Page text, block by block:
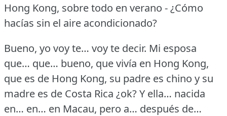
Hong Kong, sobre todo en verano - ¿Cómo
hacías sin el aire acondicionado?
Bueno, yo voy te… voy te decir. Mi esposa
que… que… bueno, que vivía en Hong Kong,
que es de Hong Kong, su padre es chino y su
madre es de Costa Rica ¿ok?Y ella… nacida
en… en… en Macau, pero a… después de…